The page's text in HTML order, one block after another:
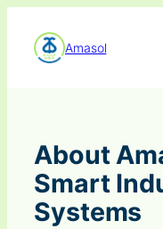
Amasol
About
Smart
Systems